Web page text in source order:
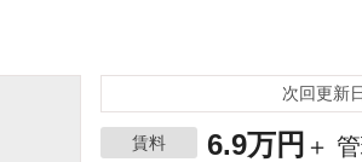
次回更新
賃料 6.9万円 ＋